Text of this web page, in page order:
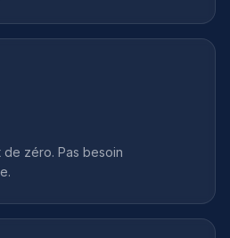
zéro. Pas besoin